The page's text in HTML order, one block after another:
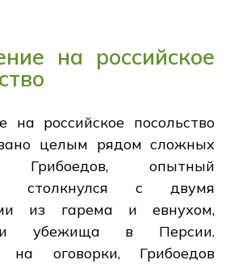
на российское
на российское посольство
целым рядом сложных
Грибоедов, опытный
столкнулся с двумя
из гарема и евнухом,
убежища в Персии.
на оговорки, Грибоедов